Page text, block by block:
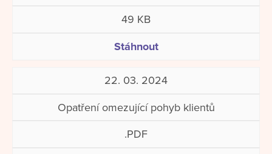
49 KB
Stáhnout
22. 03. 2024
Opatření omezující pohyb klientů
.PDF